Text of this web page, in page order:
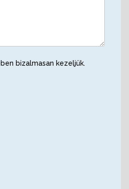
bizalmasan kezeljük.